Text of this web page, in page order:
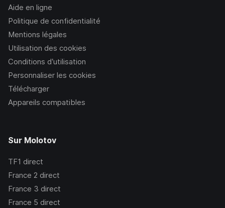
Aide en ligne
Politique de confidentialité
Mentions légales
Utilisation des cookies
Conditions d’utilisation
Personnaliser les cookies
Télécharger
Appareils compatibles
Sur Molotov
TF1 direct
France 2 direct
France 3 direct
France 5 direct